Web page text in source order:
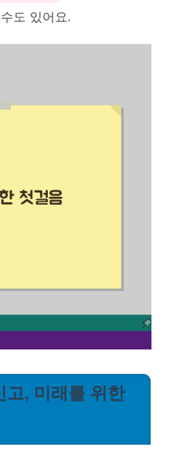
도 있어요.
고, 미래를 위한